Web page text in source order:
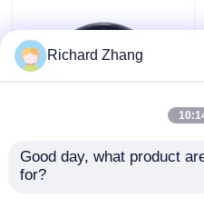
Bitte um ein Angebot
Pflanzenextraktpulver
Großhandelspreis
Richard Zhang
Good day, what product
for?